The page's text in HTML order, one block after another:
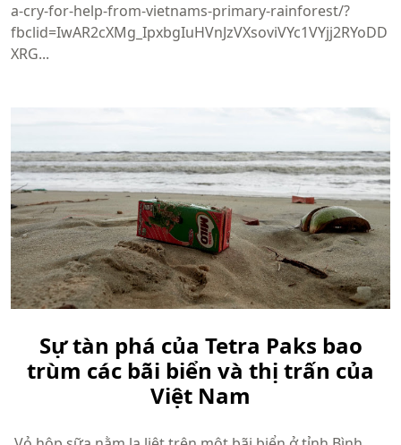
a-cry-for-help-from-vietnams-primary-rainforest/?
fbclid=IwAR2cXMg_IpxbgIuHVnJzVXsoviVYc1VYjj2RYoDD
XRG...
Sự tàn phá của Tetra Paks bao
trùm các bãi biển và thị trấn của
Việt Nam